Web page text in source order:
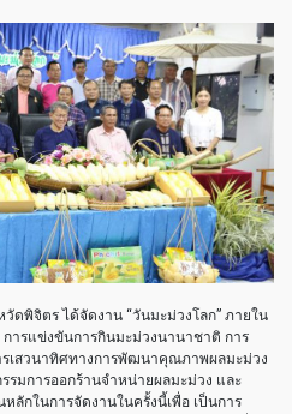
ดพิจิตร ได้จัดงาน “วันมะม่วงโลก” ภายใน
ารแข่งขันการกินมะม่วงนานาชาติ การ
เสวนาทิศทางการพัฒนาคุณภาพผลมะม่วง
รมการออกร้านจำหน่ายผลมะม่วง และ
ลักในการจัดงานในครั้งนี้เพื่อ เป็นการ